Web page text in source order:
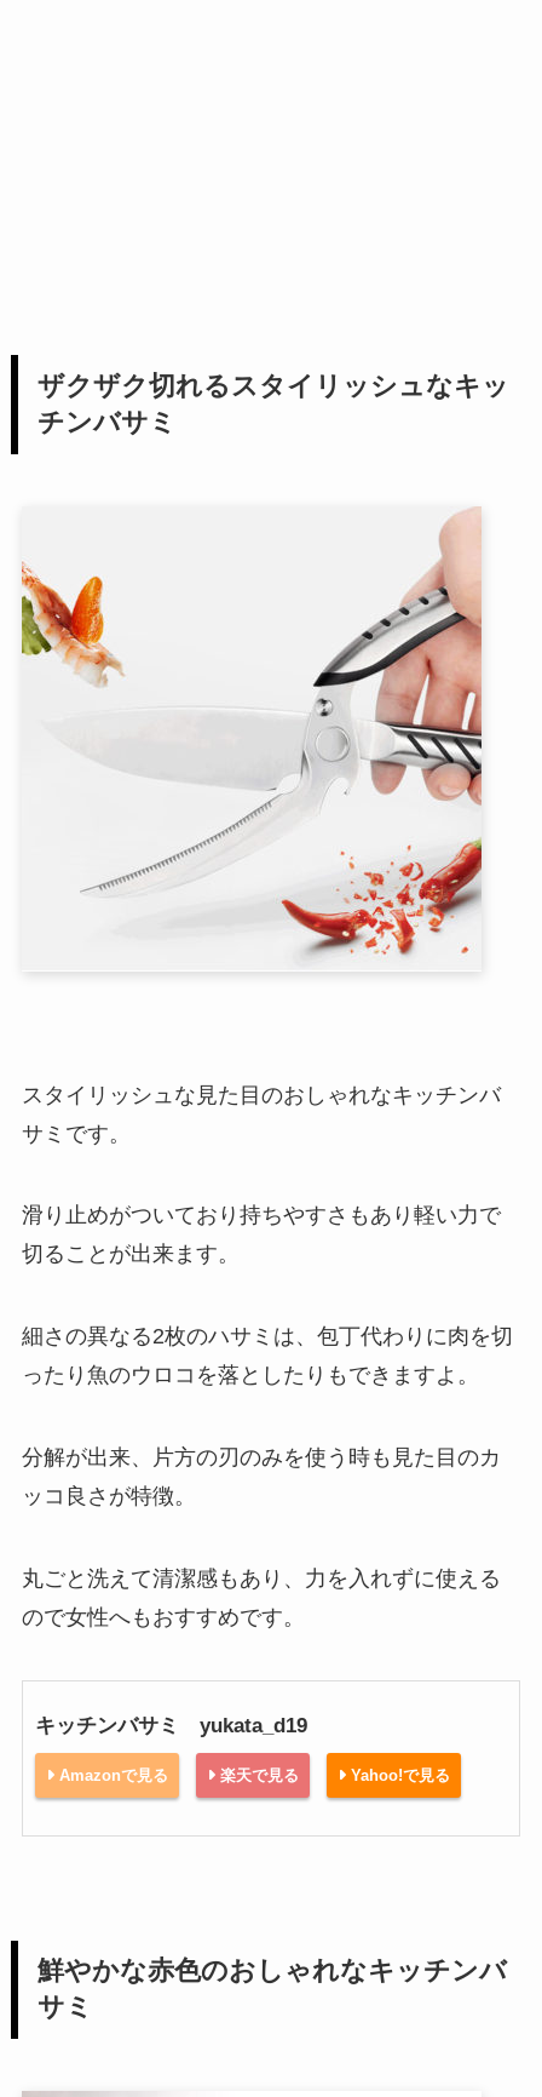
ザクザク切れるスタイリッシュなキッ
チンバサミ
スタイリッシュな見た目のおしゃれなキッチンバ
サミです。
滑り止めがついており持ちやすさもあり軽い力で
切ることが出来ます。
細さの異なる2枚のハサミは、包丁代わりに肉を切
ったり魚のウロコを落としたりもできますよ。
分解が出来、片方の刃のみを使う時も見た目のカ
ッコ良さが特徴。
丸ごと洗えて清潔感もあり、力を入れずに使える
ので女性へもおすすめです。
キッチンバサミ yukata_d19
Amazonで見る 楽天で見る Yahoo!で見る
鮮やかな赤色のおしゃれなキッチンバ
サミ